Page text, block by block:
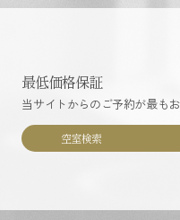
最低価格保証
当サイトからのご予約が最も
空室検索